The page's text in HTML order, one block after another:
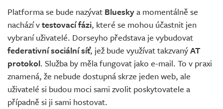
Platforma se bude nazývat Blueskya momentálně se
nachází vtestovací fázi, které se mohou účastnit jen
vybraní uživatelé. Dorseyho představa je vybudovat
federativní sociální síť, jež bude využívat takzvanýAT
protokol. Služba by měla fungovat jako e-mail. To v praxi
znamená, že nebude dostupná skrze jeden web, ale
uživatelé si budou moci sami zvolit poskytovatele a
případně si ji sami hostovat.